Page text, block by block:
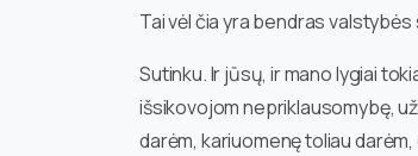
Tai vėl čia yra bendras
Sutinku. Ir jūsų, ir mano lygiai
išsikovojom nepriklausomybę,
darėm, kariuomenę toliau